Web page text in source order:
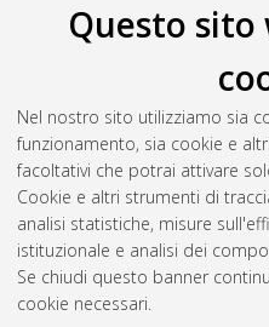
Questo sito
Nel nostro sito utilizziamo sia
funzionamento, sia cookie e
facoltativi che potrai attivare
Cookie e altri strumenti di
analisi statistiche, misure
istituzionale e analisi dei
Se chiudi questo banner
cookie necessari.
Vedi
Gestione del